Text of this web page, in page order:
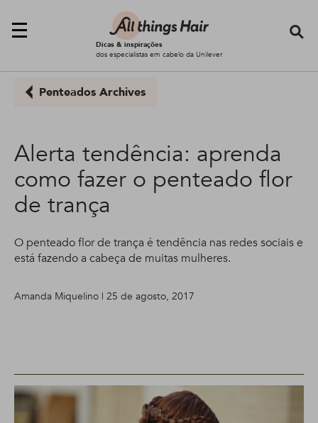
Dicas & inspirações
dos especialistas em cabelo da Unilever
Penteados Archives
Alerta tendência: aprenda
como fazer o penteado flor
de trança
O penteado flor de trança é tendência nas redes sociais e
está fazendo a cabeça de muitas mulheres.
Amanda Miquelino | 25 de agosto, 2017